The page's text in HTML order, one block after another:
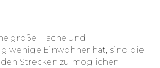
große Fläche und
wenige Einwohner hat, sind die
Strecken zu möglichen